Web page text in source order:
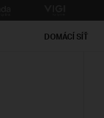
DOMÁCÍ SÍŤ